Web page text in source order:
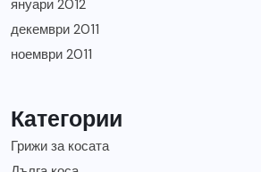
януари 2012
декември 2011
ноември 2011
Категории
Грижи за косата